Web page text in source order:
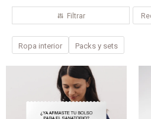
Ropa interior Packs y sets